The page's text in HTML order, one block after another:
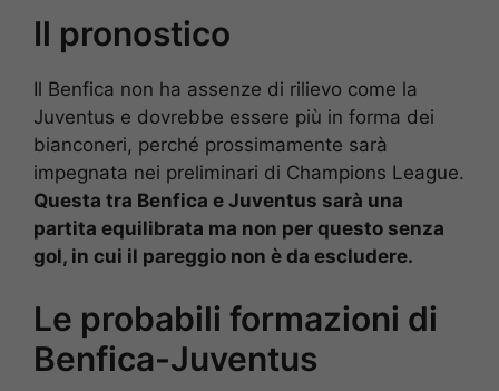
Il pronostico
Il Benfica non ha assenze di rilievo come la
Juventus e dovrebbe essere più in forma dei
bianconeri, perché prossimamente sarà
impegnata nei preliminari di Champions League.
Questa tra Benfica e Juventus sarà una
partita equilibrata ma non per questo senza
gol, in cui il pareggio non è da escludere.
Le probabili formazioni di
Benfica-Juventus